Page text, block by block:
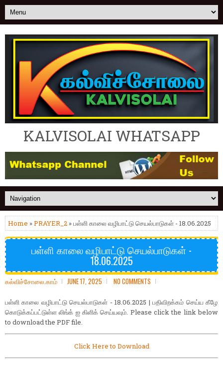
KALVISOLAI WHATSAPP
Home »PRAYER_2 » பள்ளி காலை வழிபாட்டு செயல்பாடுகள் - 18.06.2025
பள்ளி காலை வழிபாட்டு செயல்பாடுகள் -
18.06.2025
கல்விச்சோலை.காம் JUNE 17, 2025 NO COMMENTS
பள்ளி காலை வழிபாட்டு செயல்பாடுகள் - 18.06.2025 | பதிவிறக்கம் செய்ய கீழே
கொடுக்கப்பட்டுள்ள லிங்க் ஐ கிளிக் செய்யவும். Please click the link below
to download the PDF file.
Click Here to Download